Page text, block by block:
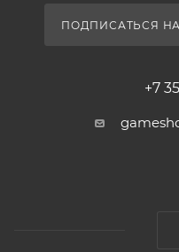
ПОДПИСАТЬСЯ
+7